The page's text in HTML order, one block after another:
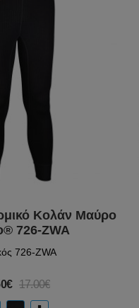
Κολάν Μαύρο
726-ZWA
726-ZWA
17.00€